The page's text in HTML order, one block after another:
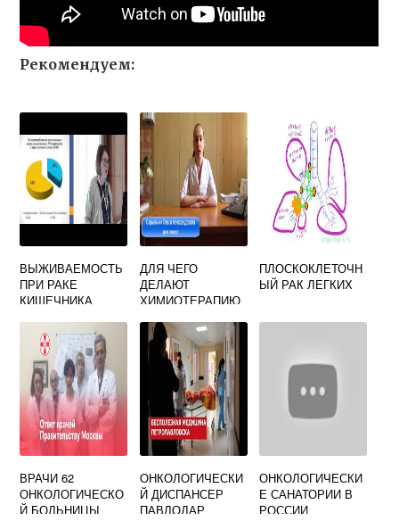
Рекомендуем:
ВЫЖИВАЕМОСТЬ
ПРИ РАКЕ
КИШЕЧНИКА
ДЛЯ ЧЕГО
ДЕЛАЮТ
ХИМИОТЕРАПИЮ
ПЛОСКОКЛЕТОЧН
ЫЙ РАК ЛЕГКИХ
ВРАЧИ 62
ОНКОЛОГИЧЕСКО
Й БОЛЬНИЦЫ
ОНКОЛОГИЧЕСКИ
Й ДИСПАНСЕР
ПАВЛОДАР
ОНКОЛОГИЧЕСКИ
Е САНАТОРИИ В
РОССИИ